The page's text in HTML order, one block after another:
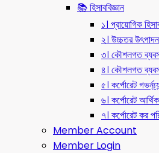
📚 হিসাববিজ্ঞান
১। প্রায়োগিক
২। উচ্চতর উৎপাদন
৩। কৌশলগত
৪। কৌশলগত
৫। কর্পোরেট
৬। কর্পোরেট
৭। কর্পোরেট কর
Member Account
Member Login